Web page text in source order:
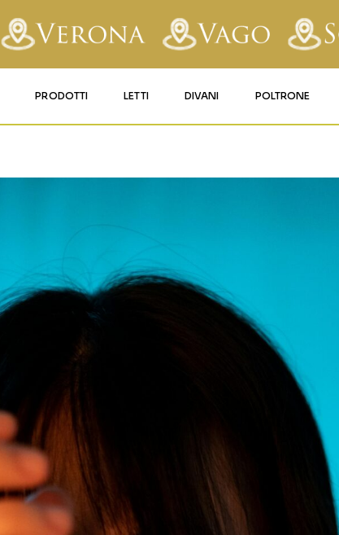
PRODOTTI
MATERASSI ACQUAFORM
RETI
CUSCINI E LENZUOLA
CERTIFICAZIONI
LETTI
LETTI IN FERRO BATTUTO
DIVANI
DIVANI RELAX
POLTRONE
POLTRONE LIFT 2